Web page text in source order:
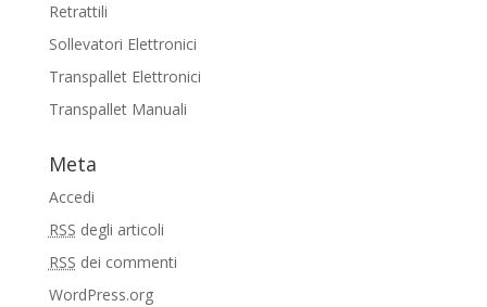
Retrattili
Sollevatori Elettronici
Transpallet Elettronici
Transpallet Manuali
Meta
Accedi
RSS degli articoli
RSS dei commenti
WordPress.org